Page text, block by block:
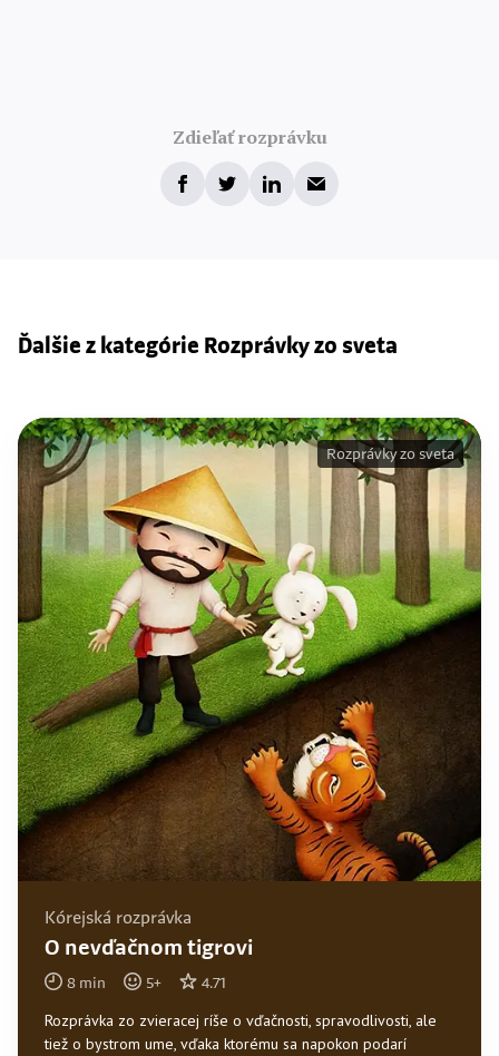
Zdieľať rozprávku
Ďalšie z kategórie Rozprávky zo sveta
Kórejská rozprávka
O nevďačnom tigrovi
8 min 5+ 4.71
Rozprávka zo zvieracej ríše o vďačnosti, spravodlivosti, ale
tiež o bystrom ume, vďaka ktorému sa napokon podarí
Rozprávky zo sveta